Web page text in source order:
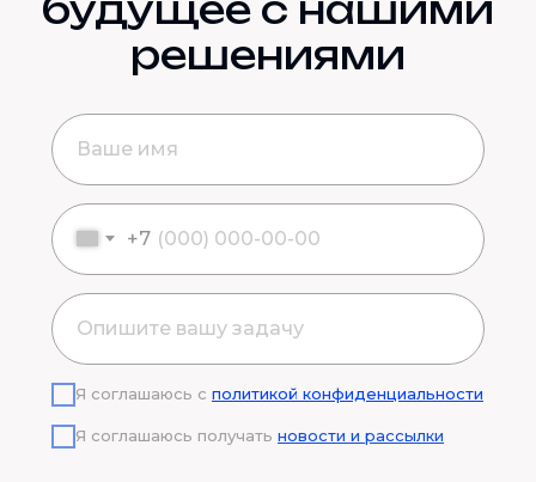
решениями
+7
Я соглашаюсь с политикой конфиденциальности
Я соглашаюсь получать новости и рассылки